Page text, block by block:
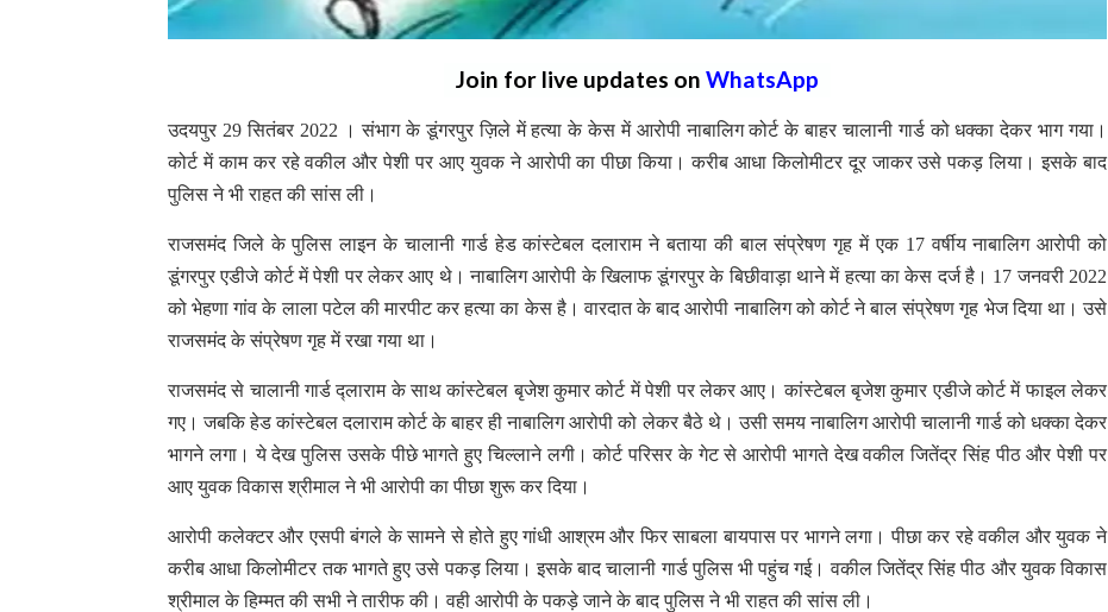
Join for live updates on WhatsApp
उदयपुर 29 सितंबर 2022 । संभाग के डूंगरपुर ज़िले में हत्या के केस में आरोपी नाबालिग कोर्ट के बाहर चालानी गार्ड को धक्का देकर भाग गया।
कोर्ट में काम कर रहे वकील और पेशी पर आए युवक ने आरोपी का पीछा किया। करीब आधा किलोमीटर दूर जाकर उसे पकड़ लिया। इसके बाद
पुलिस ने भी राहत की सांस ली।
राजसमंद जिले के पुलिस लाइन के चालानी गार्ड हेड कांस्टेबल दलाराम ने बताया की बाल संप्रेषण गृह में एक 17 वर्षीय नाबालिग आरोपी को
डूंगरपुर एडीजे कोर्ट में पेशी पर लेकर आए थे। नाबालिग आरोपी के खिलाफ डूंगरपुर के बिछीवाड़ा थाने में हत्या का केस दर्ज है। 17 जनवरी 2022
को भेहणा गांव के लाला पटेल की मारपीट कर हत्या का केस है। वारदात के बाद आरोपी नाबालिग को कोर्ट ने बाल संप्रेषण गृह भेज दिया था। उसे
राजसमंद के संप्रेषण गृह में रखा गया था।
राजसमंद से चालानी गार्ड द्लाराम के साथ कांस्टेबल बृजेश कुमार कोर्ट में पेशी पर लेकर आए। कांस्टेबल बृजेश कुमार एडीजे कोर्ट में फाइल लेकर
गए। जबकि हेड कांस्टेबल दलाराम कोर्ट के बाहर ही नाबालिग आरोपी को लेकर बैठे थे। उसी समय नाबालिग आरोपी चालानी गार्ड को धक्का देकर
भागने लगा। ये देख पुलिस उसके पीछे भागते हुए चिल्लाने लगी। कोर्ट परिसर के गेट से आरोपी भागते देख वकील जितेंद्र सिंह पीठ और पेशी पर
आए युवक विकास श्रीमाल ने भी आरोपी का पीछा शुरू कर दिया।
आरोपी कलेक्टर और एसपी बंगले के सामने से होते हुए गांधी आश्रम और फिर साबला बायपास पर भागने लगा। पीछा कर रहे वकील और युवक ने
करीब आधा किलोमीटर तक भागते हुए उसे पकड़ लिया। इसके बाद चालानी गार्ड पुलिस भी पहुंच गई। वकील जितेंद्र सिंह पीठ और युवक विकास
श्रीमाल के हिम्मत की सभी ने तारीफ की। वही आरोपी के पकड़े जाने के बाद पुलिस ने भी राहत की सांस ली।